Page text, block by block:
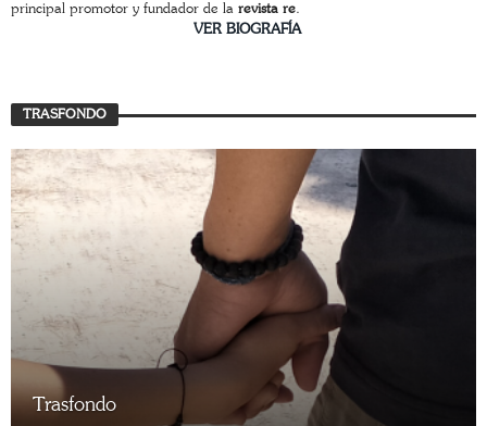
principal promotor y fundador de la revista re.
VER BIOGRAFÍA
TRASFONDO
Trasfondo